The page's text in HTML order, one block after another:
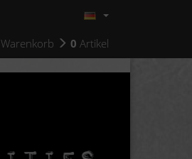
Warenkorb 0 Artikel